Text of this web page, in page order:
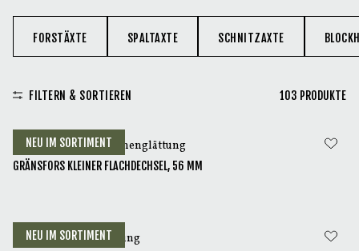
Neben den Äxten gibt es außerdem ein Sortiment an
Produkten zur Axtpflege sowie Merchandising für alle,
die Äxte lieben.
FORSTÄXTE SPALTAXTE SCHNITZAXTE
FILTERN & SORTIEREN 103 PRODUKTE
NEU IM SORTIMENT
Für kleinere Oberflächenglättung
GRÄNSFORS KLEINER FLACHDECHSEL, 56 MM
NEU IM SORTIMENT
Für Oberflächenglättung